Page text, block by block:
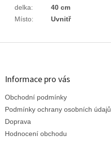
delka:
40 cm
Místo: Uvnitř
Z
Informace pro vás
Obchodní podmínky
Podmínky ochrany osobních údajů
Doprava
Hodnocení obchodu